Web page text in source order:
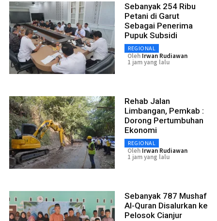
Sebanyak 254 Ribu
Petani di Garut
Sebagai Penerima
Pupuk Subsidi
REGIONAL
Oleh Irwan Rudiawan
1 jam yang lalu
Rehab Jalan
Limbangan, Pemkab :
Dorong Pertumbuhan
Ekonomi
REGIONAL
Oleh Irwan Rudiawan
1 jam yang lalu
Sebanyak 787 Mushaf
Al-Quran Disalurkan ke
Pelosok Cianjur